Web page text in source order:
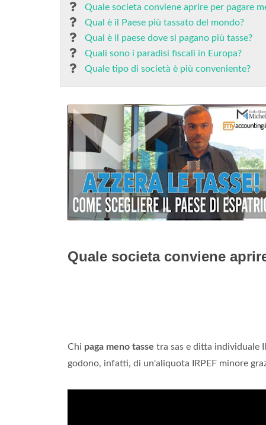
Quale societa conviene aprire per pagare
Qual è il Paese più tassato del mondo?
Qual è il paese dove si pagano più tasse?
Quali sono i paradisi fiscali in Europa?
Quale tipo di società è più conveniente?
Quale societa conviene
Chi paga meno tasse tra sas e ditta individuale
godono, infatti, di un'aliquota IRPEF minore